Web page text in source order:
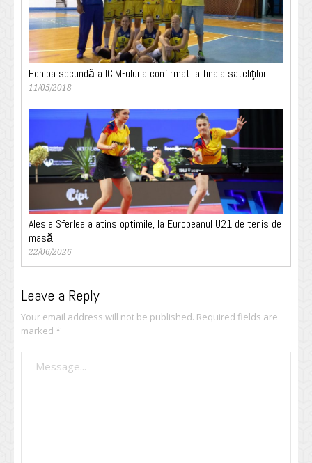
Echipa secundă a ICIM-ului a confirmat la finala sateliţilor
11/05/2018
Alesia Sferlea a atins optimile, la Europeanul U21 de tenis de
masă
22/06/2026
Leave a Reply
Your email address will not be published. Required fields are
marked *